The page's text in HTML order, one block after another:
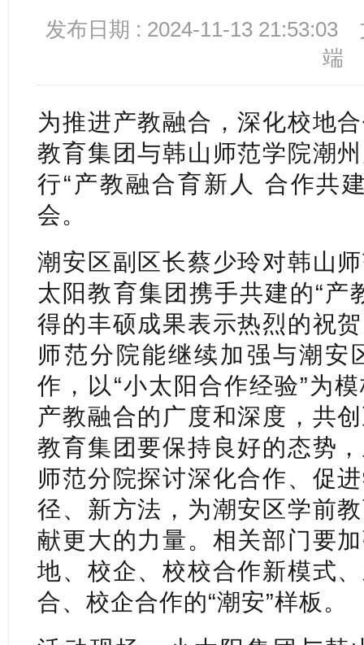
发布日期 : 2024-11-13 21:53:03
端
为推进产教融合，深化校地
教育集团与韩山师范学院潮
行“产教融合育新人 合作共
会。
潮安区副区长蔡少玲对韩山
太阳教育集团携手共建的“产
得的丰硕成果表示热烈的祝
师范分院能继续加强与潮安
作，以“小太阳合作经验”为
产教融合的广度和深度，共
教育集团要保持良好的态势
师范分院探讨深化合作、促
径、新方法，为潮安区学前
献更大的力量。相关部门要
地、校企、校校合作新模式
合、校企合作的“潮安”样板。